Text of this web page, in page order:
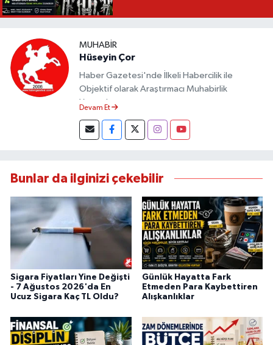
MUHABIR
Hüseyin Çor
Haber Gazetesi'nde İlkeli Habercilik ile
Objektif olarak Araştırmacı Muhabirlik
Yapmaktayım.
Devam Et
Bunlar da ilginizi çekebilir
Sigara Fiyatları Yine Değişti
- 7 Ağustos 2026'da En
Ucuz Sigara Kaç TL Oldu?
Günlük Hayatta Fark
Etmeden Para Kaybettiren
Alışkanlıklar